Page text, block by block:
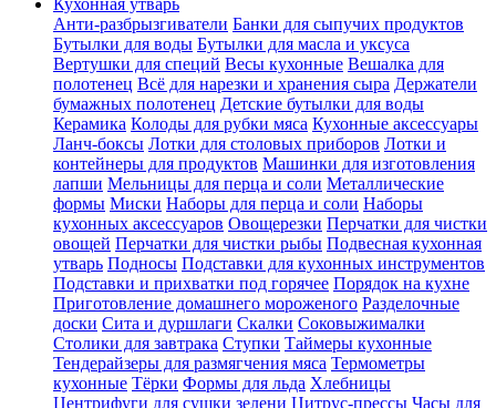
Кухонная утварь
Анти-разбрызгиватели Банки для сыпучих продуктов
Бутылки для воды Бутылки для масла и уксуса
Вертушки для специй Весы кухонные Вешалка для
полотенец Всё для нарезки и хранения сыра Держатели
бумажных полотенец Детские бутылки для воды
Керамика Колоды для рубки мяса Кухонные аксессуары
Ланч-боксы Лотки для столовых приборов Лотки и
контейнеры для продуктов Машинки для изготовления
лапши Мельницы для перца и соли Металлические
формы Миски Наборы для перца и соли Наборы
кухонных аксессуаров Овощерезки Перчатки для чистки
овощей Перчатки для чистки рыбы Подвесная кухонная
утварь Подносы Подставки для кухонных инструментов
Подставки и прихватки под горячее Порядок на кухне
Приготовление домашнего мороженого Разделочные
доски Сита и дуршлаги Скалки Соковыжималки
Столики для завтрака Ступки Таймеры кухонные
Тендерайзеры для размягчения мяса Термометры
кухонные Тёрки Формы для льда Хлебницы
Центрифуги для сушки зелени Цитрус-прессы Часы для